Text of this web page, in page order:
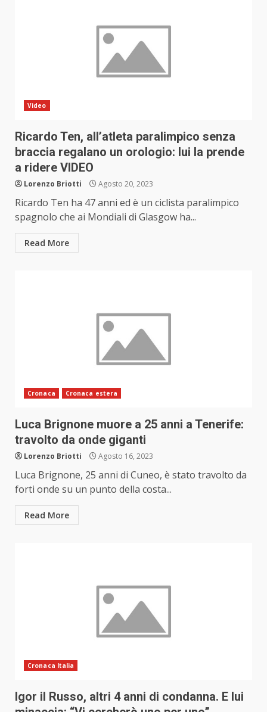
Video
Ricardo Ten, all’atleta paralimpico senza
braccia regalano un orologio: lui la prende
a ridere VIDEO
Lorenzo Briotti Agosto 20, 2023
Ricardo Ten ha 47 anni ed è un ciclista paralimpico
spagnolo che ai Mondiali di Glasgow ha...
Read More
Cronaca Cronaca estera
Luca Brignone muore a 25 anni a Tenerife:
travolto da onde giganti
Lorenzo Briotti Agosto 16, 2023
Luca Brignone, 25 anni di Cuneo, è stato travolto da
forti onde su un punto della costa...
Read More
Cronaca Italia
Igor il Russo, altri 4 anni di condanna. E lui